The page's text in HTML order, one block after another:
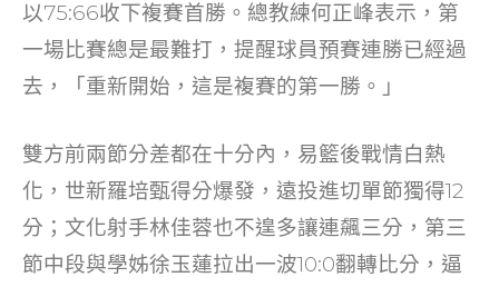
以75:66收下複賽首勝。總教練何正峰表示，第
一場比賽總是最難打，提醒球員預賽連勝已經過
去，「重新開始，這是複賽的第一勝。」
雙方前兩節分差都在十分內，易籃後戰情白熱
化，世新羅培甄得分爆發，遠投進切單節獨得12
分；文化射手林佳蓉也不遑多讓連飆三分，第三
節中段與學姊徐玉蓮拉出一波10:0翻轉比分，逼